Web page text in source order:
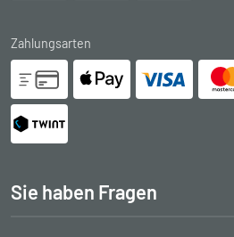
Zahlungsarten
Sie haben Fragen